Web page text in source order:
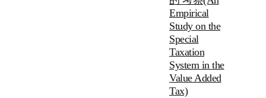
Empirical
Study on the
Special
Taxation
System in the
Value Added
Tax)